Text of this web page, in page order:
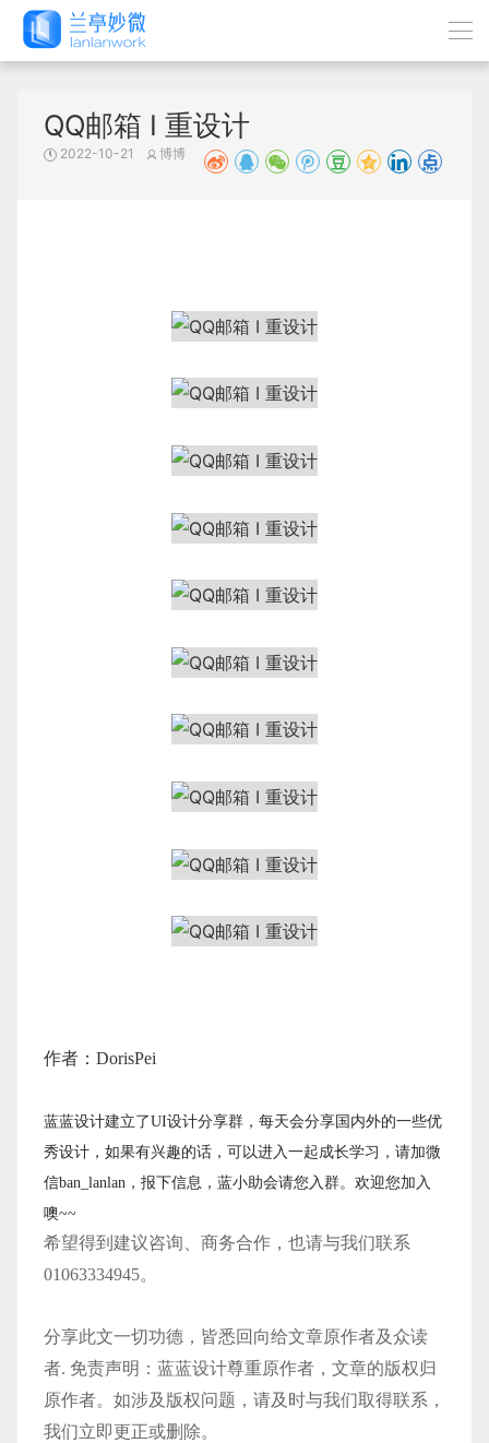
QQ邮箱 I 重设计
2022-10-21 博博
作者： DorisPei
蓝蓝设计建立了UI设计分享群，每天会分享国内外的一些优
秀设计，如果有兴趣的话，可以进入一起成长学习，请加微
信ban_lanlan，报下信息，蓝小助会请您入群。欢迎您加入
噢~~
希望得到建议咨询、商务合作，也请与我们联系
01063334945。
分享此文一切功德，皆悉回向给文章原作者及众读
者. 免责声明：蓝蓝设计尊重原作者，文章的版权归
原作者。如涉及版权问题，请及时与我们取得联系，
我们立即更正或删除。